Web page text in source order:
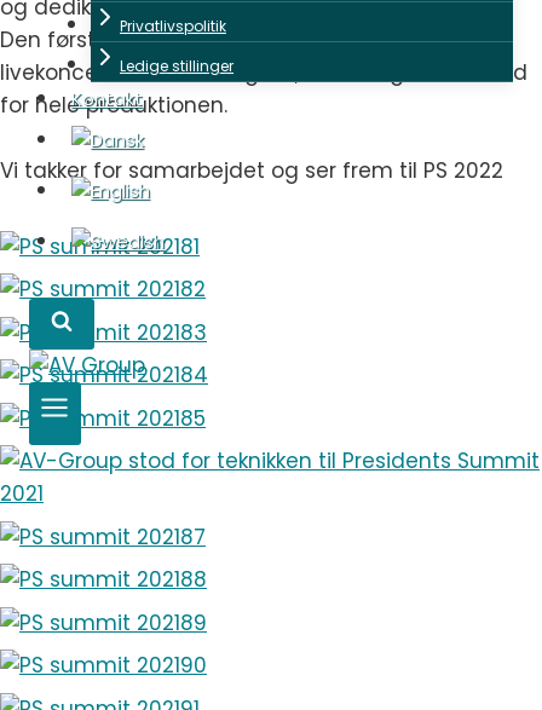
Privatlivspolitik
Ledige stillinger
Kontakt
og dedikerede hold på ialt18 teknikere .
Den første konferencedag blev afsluttet med
livekoncert med D:A:D og Mø, hvor vi ligeledes stod
for hele produktionen.
Vi takker for samarbejdet og ser frem til PS 2022